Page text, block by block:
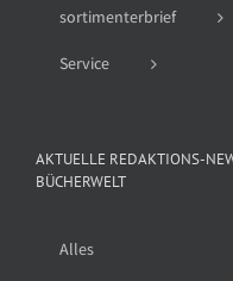
sortimenterbrief
Service
AKTUELLE REDAKTIONS-
BÜCHERWELT
Alles